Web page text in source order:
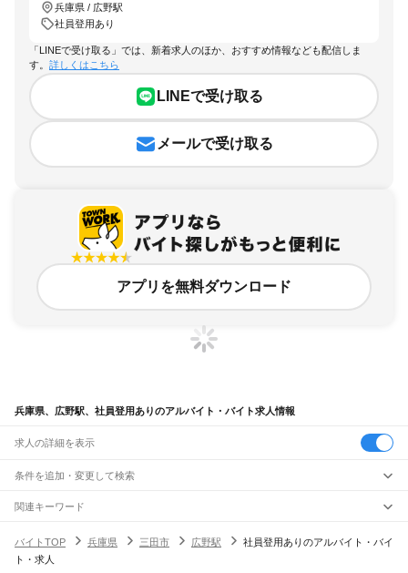
兵庫県 / 広野駅
社員登用あり
「LINEで受け取る」では、新着求人のほか、おすすめ情報なども配信しま
す。 詳しくはこちら
LINEで受け取る
メールで受け取る
アプリを無料ダウンロード
兵庫県、広野駅、社員登用ありのアルバイト・バイト求人情報
求人の詳細を表示
条件を追加・変更して検索
市区町村を追加・変更
兵庫県すべて
神戸市
駅を追加・変更
職種を追加・変更
関連キーワード
バイトTOP
兵庫県 三田市 広野駅
社員登用ありのアルバイト・バイ
ト・求人